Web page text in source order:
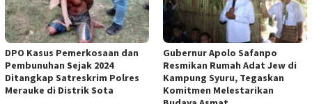
DPO Kasus Pemerkosaan dan
Pembunuhan Sejak 2024
Ditangkap Satreskrim Polres
Merauke di Distrik Sota
Gubernur Apolo Safanpo
Resmikan Rumah Adat Jew di
Kampung Syuru, Tegaskan
Komitmen Melestarikan